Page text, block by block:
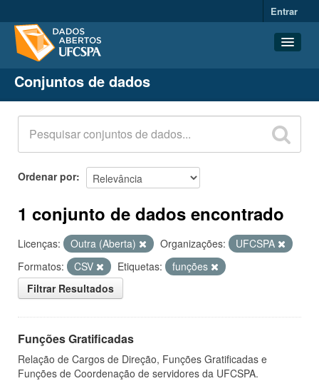
Entrar
Conjuntos de dados
Organizações
Grupos
Sobre
Conjuntos de dados
Ordenar por
1 conjunto de dados encontrado
Licenças: Outra (Aberta) Organizações:
UFCSPA
Formatos:
CSV Etiquetas:
funções
Filtrar Resultados
Funções Gratificadas
Relação de Cargos de Direção, Funções Gratificadas e
Funções de Coordenação de servidores da UFCSPA.